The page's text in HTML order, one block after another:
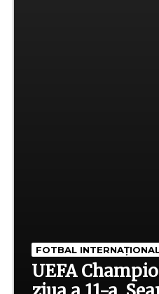
FOTBAL
UEFA